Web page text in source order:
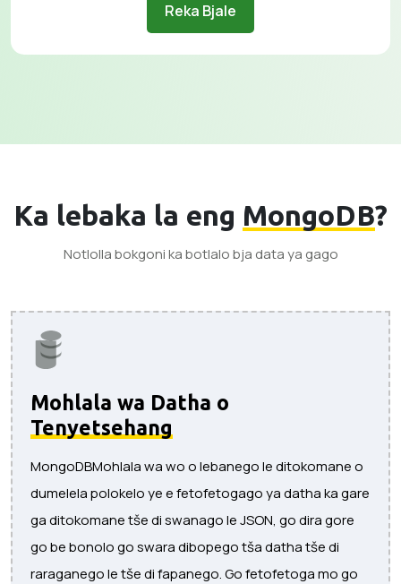
Reka Bjale
Ka lebaka la eng MongoDB?
Notlolla bokgoni ka botlalo bja data ya gago
Mohlala wa Datha o
Tenyetsehang
MongoDBMohlala wa wo o lebanego le ditokomane o
dumelela polokelo ye e fetofetogago ya datha ka gare
ga ditokomane tše di swanago le JSON, go dira gore
go be bonolo go swara dibopego tša datha tše di
raraganego le tše di fapanego. Go fetofetoga mo go